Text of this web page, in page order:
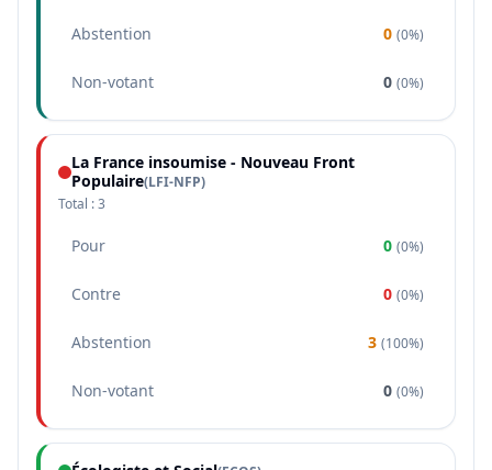
Abstention 0 (0%)
Non-votant 0 (0%)
La France insoumise - Nouveau Front
Populaire(LFI-NFP)
Total :3
Pour 0 (0%)
Contre 0 (0%)
Abstention 3 (100%)
Non-votant 0 (0%)